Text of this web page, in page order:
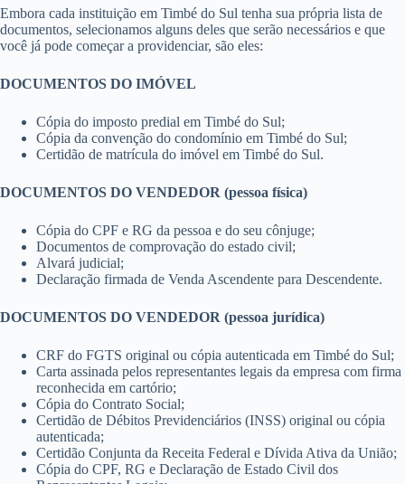
Embora cada instituição em Timbé do Sul tenha sua própria lista de
documentos, selecionamos alguns deles que serão necessários e que
você já pode começar a providenciar, são eles:
DOCUMENTOS DO IMÓVEL
Cópia do imposto predial em Timbé do Sul;
Cópia da convenção do condomínio em Timbé do Sul;
Certidão de matrícula do imóvel em Timbé do Sul.
DOCUMENTOS DO VENDEDOR (pessoa física)
Cópia do CPF e RG da pessoa e do seu cônjuge;
Documentos de comprovação do estado civil;
Alvará judicial;
Declaração firmada de Venda Ascendente para Descendente.
DOCUMENTOS DO VENDEDOR (pessoa jurídica)
CRF do FGTS original ou cópia autenticada em Timbé do Sul;
Carta assinada pelos representantes legais da empresa com firma
reconhecida em cartório;
Cópia do Contrato Social;
Certidão de Débitos Previdenciários (INSS) original ou cópia
autenticada;
Certidão Conjunta da Receita Federal e Dívida Ativa da União;
Cópia do CPF, RG e Declaração de Estado Civil dos